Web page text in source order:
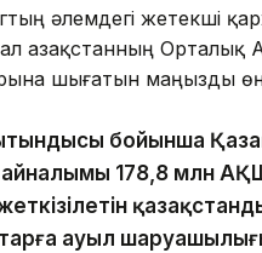
әлемдегі жетекші
Қазақстанның
шығатын маңызды
бойынша
178,8 млн
ауыл